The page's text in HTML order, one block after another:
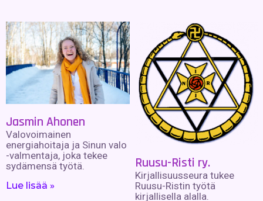
Jasmin Ahonen
Valovoimainen
energiahoitaja ja Sinun valo
-valmentaja, joka tekee
sydämensä työtä.
Lue lisää »
Ruusu-Risti ry.
Kirjallisuusseura tukee
Ruusu-Ristin työtä
kirjallisella alalla.